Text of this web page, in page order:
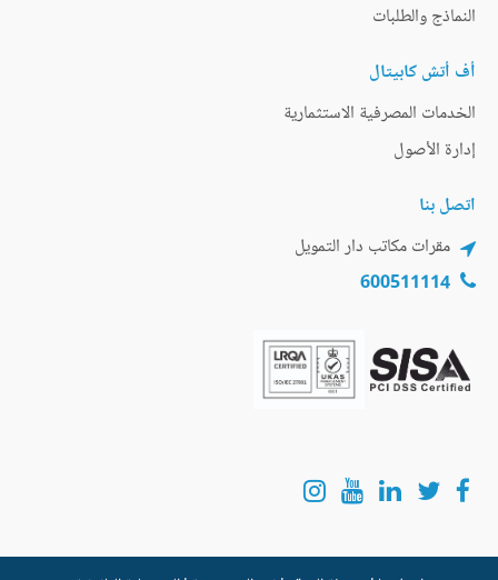
النماذج والطلبات
أف أتش كابيتال
الخدمات المصرفية الاستثمارية
إدارة الأصول
اتصل بنا
مقرات مكاتب دار التمويل
600511114